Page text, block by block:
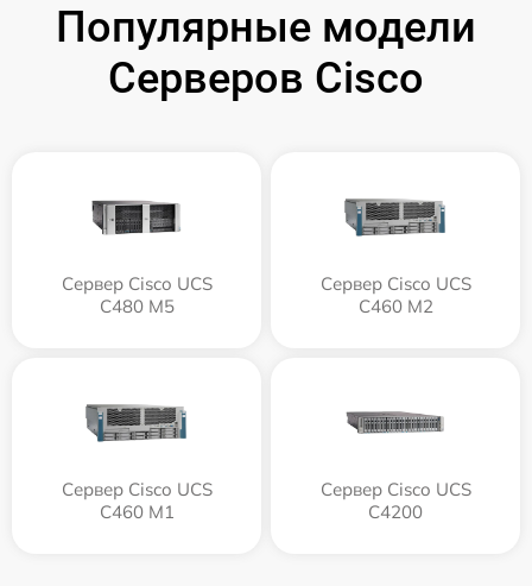
Популярные модели
Серверов Cisco
Сервер Cisco UCS
C480 M5
Сервер Cisco UCS
C460 M2
Сервер Cisco UCS
C460 M1
Сервер Cisco UCS
C4200